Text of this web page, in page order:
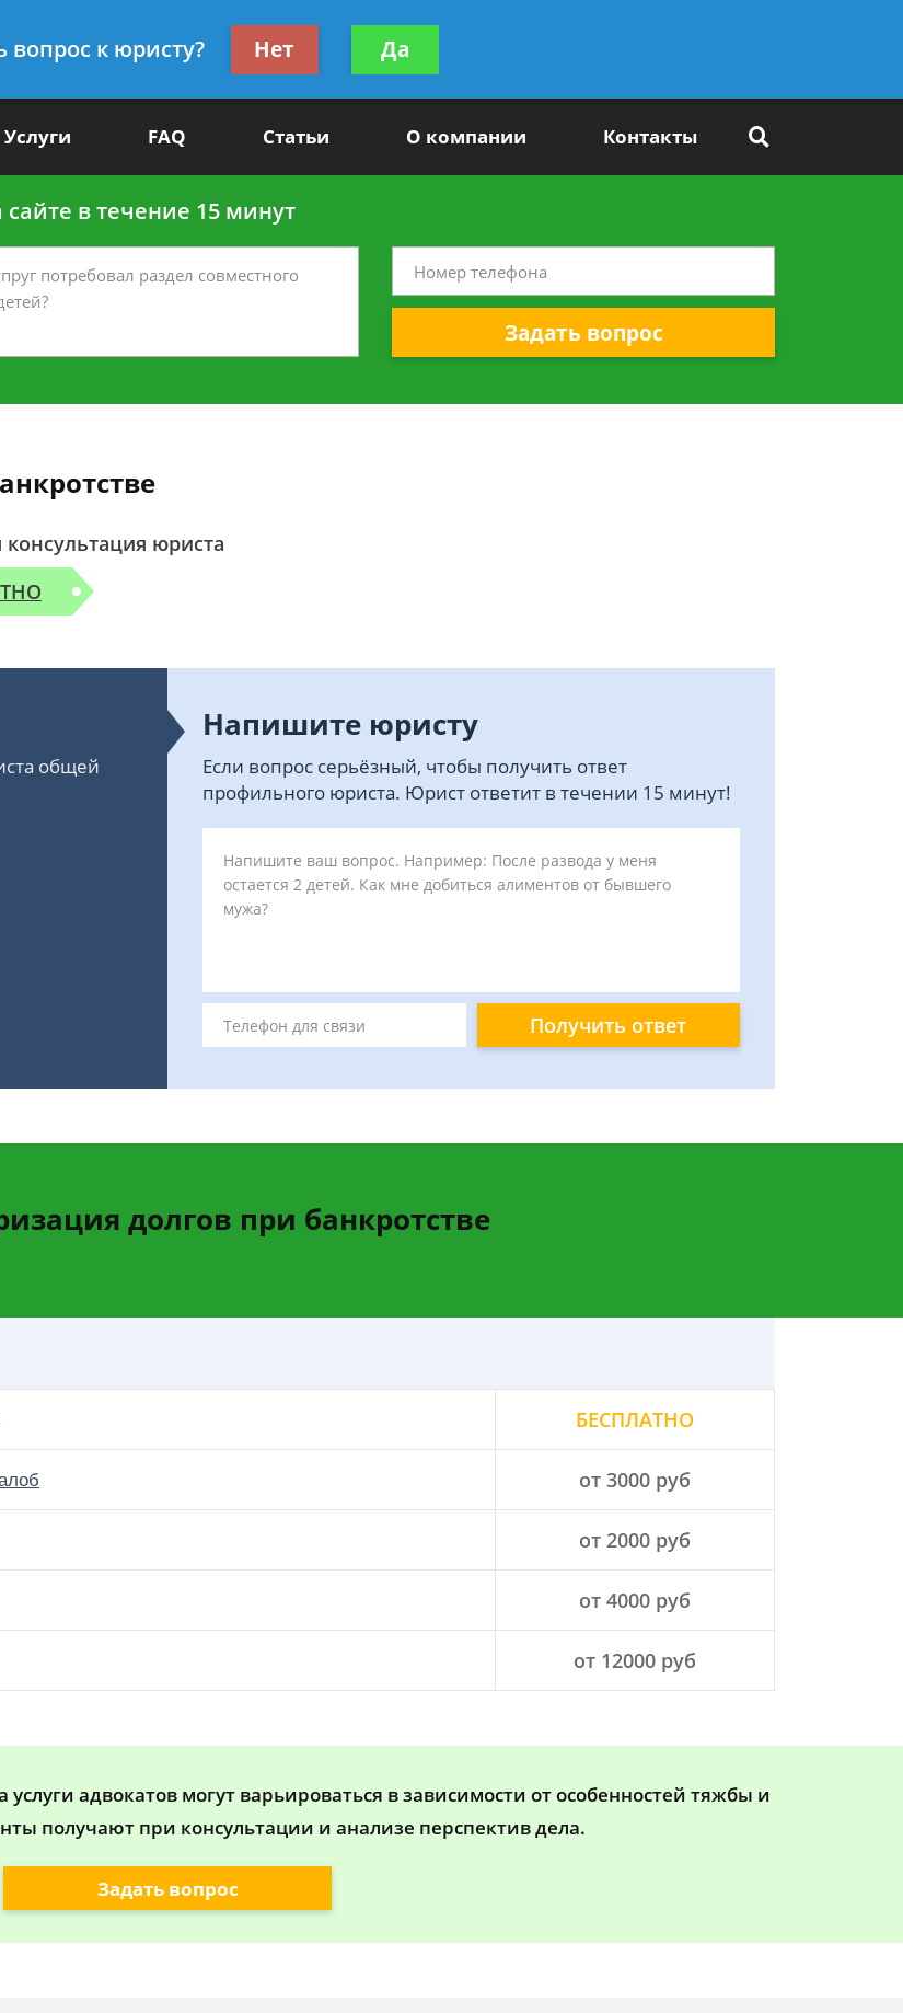
Получите консультацию
бесплатно
Услуги FAQ Статьи О компании Контакты
в течение 15 минут
Задать вопрос
юриста
общей
Напишите юристу
Если вопрос серьёзный, чтобы получить ответ
профильного юриста. Юрист ответит в течении 15 минут!
Получить ответ
долгов при банкротстве
БЕСПЛАТНО
от 3000 руб
от 2000 руб
от 4000 руб
от 12000 руб
адвокатов могут варьироваться в зависимости от особенностей тяжбы и
получают при консультации и анализе перспектив дела.
Задать вопрос
вопрос к юристу? Нет Да